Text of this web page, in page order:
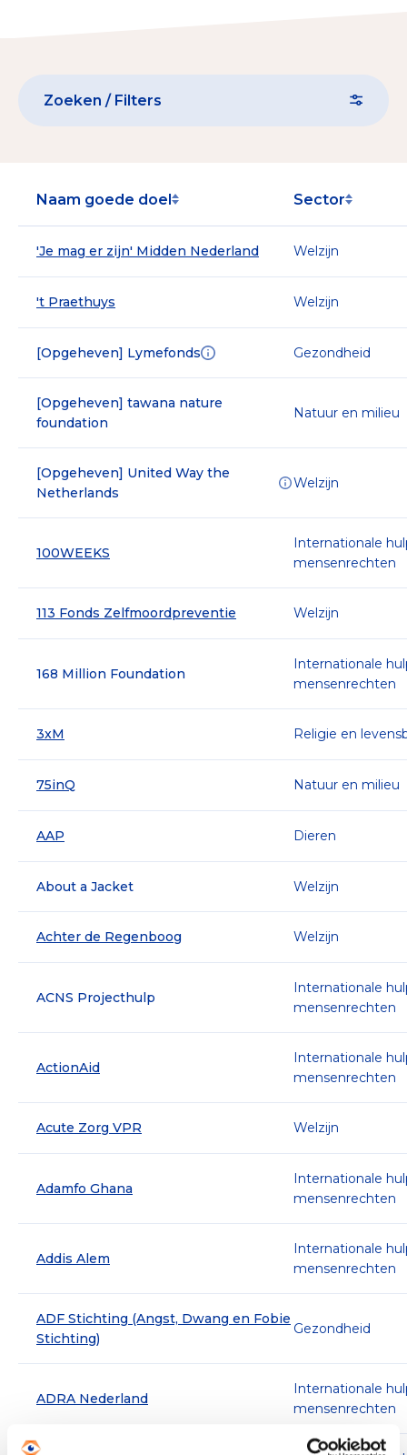
Zoeken / Filters
Naam goede doel Sector
'Je mag er zijn' Midden Nederland Welzijn
't Praethuys Welzijn
[Opgeheven] Lymefonds Gezondheid
[Opgeheven] tawana nature
foundation
Natuur en milieu
[Opgeheven] United Way the
Netherlands
Welzijn
100WEEKS
Internationale
mensenrechten
113 Fonds Zelfmoordpreventie Welzijn
168 Million Foundation
Internationale
mensenrechten
3xM Religie en
75inQ Natuur en milieu
AAP Dieren
About a Jacket Welzijn
Achter de Regenboog Welzijn
ACNS Projecthulp
Internationale
mensenrechten
ActionAid
Internationale
mensenrechten
Acute Zorg VPR Welzijn
Adamfo Ghana
Internationale
mensenrechten
Addis Alem
Internationale
mensenrechten
ADF Stichting (Angst, Dwang en Fobie
Stichting)
Gezondheid
ADRA Nederland
Internationale
mensenrechten